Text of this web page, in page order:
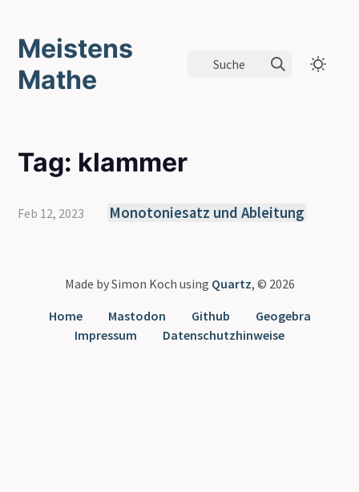
Meistens
Mathe
Suche
Tag: klammer
Feb 12, 2023 Monotoniesatz und Ableitung
Made by Simon Koch using Quartz, © 2026
Home
Mastodon Github
Geogebra
Impressum
Datenschutzhinweise